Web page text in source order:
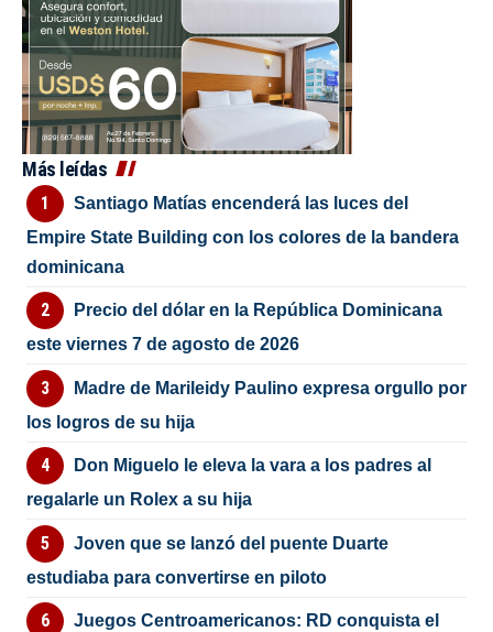
Más leídas
Santiago Matías encenderá las luces del
Empire State Building con los colores de la bandera
dominicana
Precio del dólar en la República Dominicana
este viernes 7 de agosto de 2026
Madre de Marileidy Paulino expresa orgullo por
los logros de su hija
Don Miguelo le eleva la vara a los padres al
regalarle un Rolex a su hija
Joven que se lanzó del puente Duarte
estudiaba para convertirse en piloto
Juegos Centroamericanos: RD conquista el